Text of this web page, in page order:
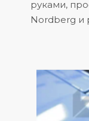
руками,
Nordberg и